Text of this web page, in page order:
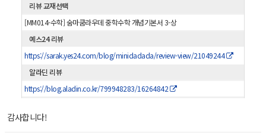
리뷰 교재선택
[MM014-수학] 숨마쿰라우데 중학수학 개념기본서 3-상
예스24 리뷰
https://sarak.yes24.com/blog/minidadada/review-view/21049244
알라딘 리뷰
https://blog.aladin.co.kr/799948283/16264842
감사합니다!